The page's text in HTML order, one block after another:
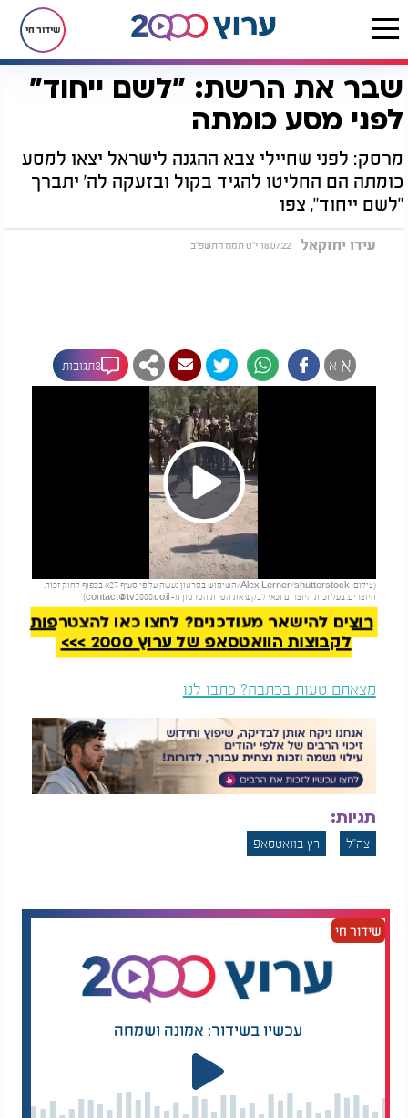
שידור חי
דף הבית רץ בוואטסאפ שבר את הרשת: "לשם ייחוד" לפני מסע כומתה
שבר את הרשת: "לשם ייחוד"
לפני מסע כומתה
מרסק: לפני שחיילי צבא ההגנה לישראל יצאו למסע
כומתה הם החליטו להגיד בקול ובזעקה לה' יתברך
"לשם ייחוד", צפו
עידו יחזקאל 18.07.22 י"ט תמוז התשפ"ב
א א 3תגובות
Play
Video
(צילום: Alex Lerner/shutterstock/השימוש בסרטון נעשה על פי סעיף 27א בכפוף לחוק זכות
היוצרים. בעל זכות היוצרים זכאי לבקש את הסרת הסרטון מ- contact@tv2000.co.il
)
להמשך קריאה
רוצים להישאר מעודכנים? לחצו כאן להצטרפות
לקבוצות הוואטסאפ של ערוץ 2000 >>>
מצאתם טעות בכתבה? כתבו לנו
תגיות:
צה"ל רץ בוואטסאפ
שידור חי
עכשיו בשידור: אמונה ושמחה